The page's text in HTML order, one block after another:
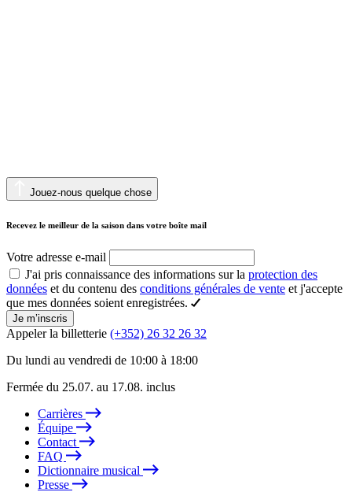
Jouez-nous quelque chose
Recevez le meilleur de la saison dans votre boîte mail
Votre adresse e-mail
J'ai pris connaissance des informations sur la protection des
données et du contenu des conditions générales de vente et j'accepte
que mes données soient enregistrées.
Je m’inscris
Appeler la billetterie (+352) 26 32 26 32
Du lundi au vendredi de 10:00 à 18:00
Fermée du 25.07. au 17.08. inclus
Carrières
Équipe
Contact
FAQ
Dictionnaire musical
Presse